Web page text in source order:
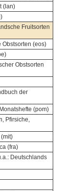
(lan)
Fruitsorten
Obstsorten (eos)
Obstsorten
der
(pom)
Pfirsiche,
(fra)
Deutschlands